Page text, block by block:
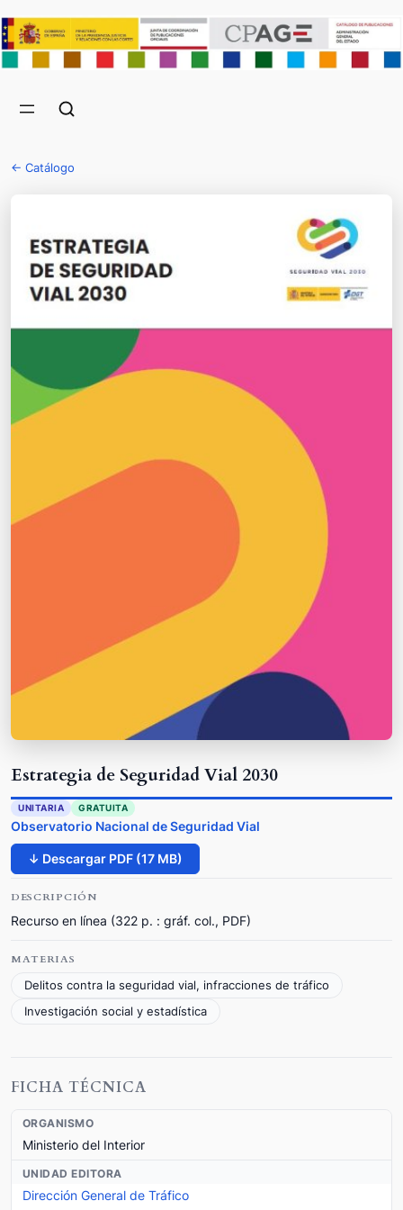
← Catálogo
Estrategia de Seguridad Vial 2030
UNITARIA GRATUITA
Observatorio Nacional de Seguridad Vial
↓ Descargar PDF (17 MB)
DESCRIPCIÓN
Recurso en línea (322 p. : gráf. col., PDF)
MATERIAS
Delitos contra la seguridad vial, infracciones de tráfico
Investigación social y estadística
FICHA TÉCNICA
ORGANISMO
Ministerio del Interior
UNIDAD EDITORA
Dirección General de Tráfico